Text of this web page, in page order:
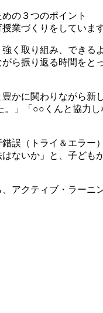
の３つのポイント
業づくりをしています
く取り組み、でき
ら振り返る時間を
かに関わりながら新
」「○○くんと協力
誤（トライ＆エラ
ないか」と、子ど
クティブ・ラーニ